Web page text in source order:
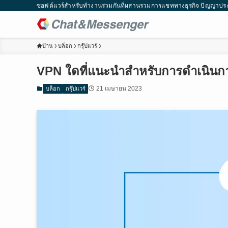
ซอฟต์แวร์สำหรับทำงานร่วมกันที่ผสานรวมการแชททางธุรกิจ ปัญญาประ
บ้าน บล็อก กรุ๊ปแวร์
VPN ใดที่แนะนำสำหรับการดำเนิน
บล็อก กรุ๊ปแวร์ 21 เมษายน 2023